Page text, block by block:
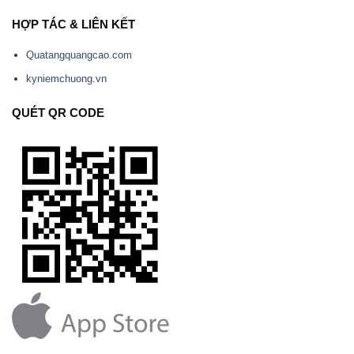
HỢP TÁC & LIÊN KẾT
Quatangquangcao.com
kyniemchuong.vn
QUÉT QR CODE